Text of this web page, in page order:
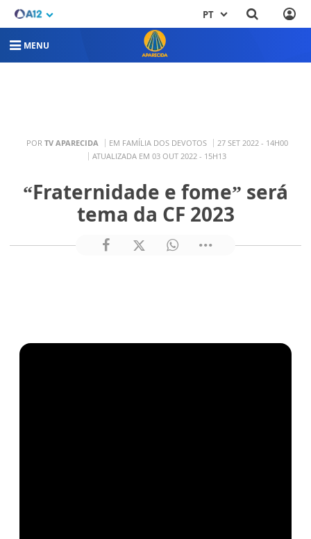
PT
MENU
POR TV APARECIDA EM FAMÍLIA DOS DEVOTOS
27 SET 2022 - 14H00
ATUALIZADA EM 03 OUT 2022 - 15H13
“Fraternidade e fome” será
tema da CF 2023